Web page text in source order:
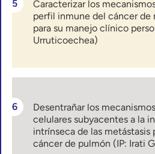
Caracterizar los
perfil inmune del cáncer de
para su manejo clínico
Urruticoechea)
Desentrañar los
celulares subyacentes a la
intrínseca de las metástasis
cáncer de pulmón (IP: Irati